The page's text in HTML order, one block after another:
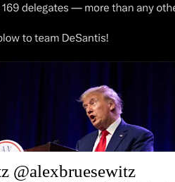
@alexbruesewitz